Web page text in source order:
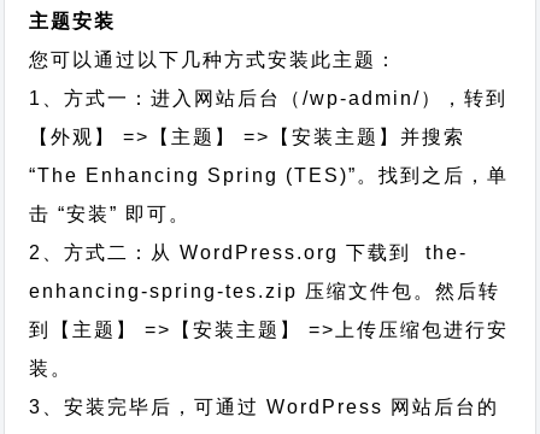
主题安装
您可以通过以下几种方式安装此主题：
1、方式一：进入网站后台（/wp-admin/），转到
【外观】 =>【主题】 =>【安装主题】并搜索
“The Enhancing Spring (TES)”。找到之后，单
击 “安装” 即可。
2、方式二：从 WordPress.org 下载到 the-
enhancing-spring-tes.zip 压缩文件包。然后转
到【主题】 =>【安装主题】 =>上传压缩包进行安
装。
3、安装完毕后，可通过 WordPress 网站后台的